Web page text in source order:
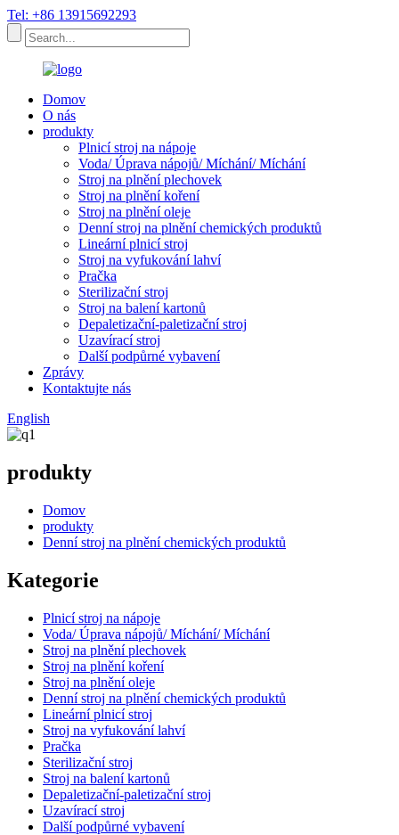
Tel: +86 13915692293
Domov
O nás
produkty
Plnicí stroj na nápoje
Voda/ Úprava nápojů/ Míchání/ Míchání
Stroj na plnění plechovek
Stroj na plnění koření
Stroj na plnění oleje
Denní stroj na plnění chemických produktů
Lineární plnicí stroj
Stroj na vyfukování lahví
Pračka
Sterilizační stroj
Stroj na balení kartonů
Depaletizační-paletizační stroj
Uzavírací stroj
Další podpůrné vybavení
Zprávy
Kontaktujte nás
English
produkty
Domov
produkty
Denní stroj na plnění chemických produktů
Kategorie
Plnicí stroj na nápoje
Voda/ Úprava nápojů/ Míchání/ Míchání
Stroj na plnění plechovek
Stroj na plnění koření
Stroj na plnění oleje
Denní stroj na plnění chemických produktů
Lineární plnicí stroj
Stroj na vyfukování lahví
Pračka
Sterilizační stroj
Stroj na balení kartonů
Depaletizační-paletizační stroj
Uzavírací stroj
Další podpůrné vybavení